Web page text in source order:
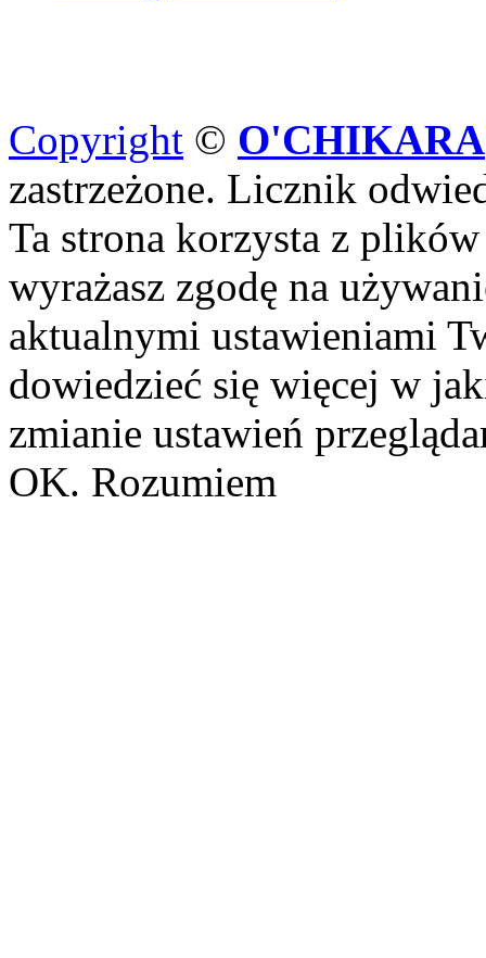
Copyright © O'CHIKARA
zastrzeżone. Licznik
Ta strona korzysta z
wyrażasz zgodę na
aktualnymi ustawieniami
dowiedzieć się więcej w
zmianie ustawień
OK. Rozumiem